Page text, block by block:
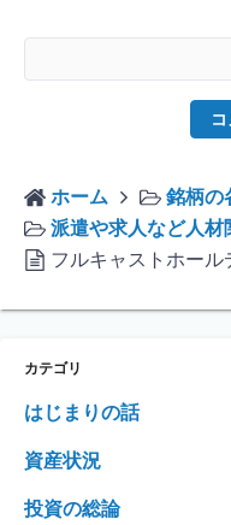
ホーム
銘柄の
派遣や求人など人材
フルキャストホール
カテゴリ
はじまりの話
資産状況
投資の総論